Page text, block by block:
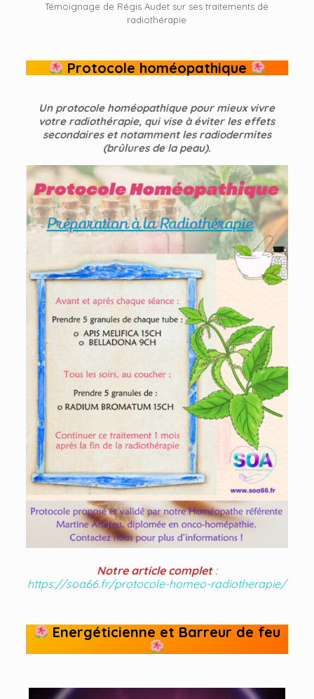
Témoignage de Régis Audet sur ses traitements de
radiothérapie
Protocole homéopathique
Un protocole homéopathique pour mieux vivre
votre radiothérapie, qui vise à éviter les effets
secondaires et notamment les radiodermites
(brûlures de la peau).
Notre article complet:
https://soa66.fr/protocole-homeo-radiotherapie/
Energéticienne et Barreur de feu